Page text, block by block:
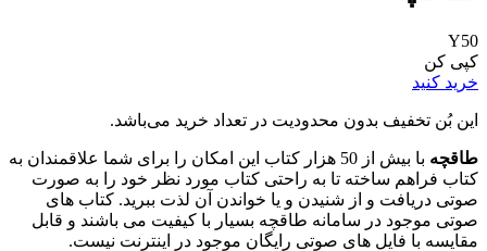
Y50
کپی کن
خرید کنید
این بُن تخفیف بدون محدودیت در تعداد خرید می‌باشد.
طاقچه
با بیش از 50 هزار کتاب این امکان را برای شما علاقمندان به
کتاب فراهم ساخته تا به راحتی کتاب مورد نظر خود را به صورت
صوتی دریافت و از شنیدن و یا خواندن آن لذت ببرید. کتاب های
صوتی موجود در سامانه طاقچه بسیار با کیفیت می باشند و قابل
مقایسه با فایل های صوتی رایگان موجود در اینترنت نیست.